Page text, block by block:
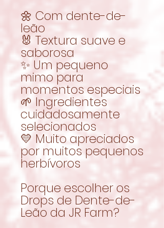
🌼 Com dente-de-
leão
🐰 Textura suave e
saborosa
✨ Um pequeno
mimo para
momentos especiais
🌱 Ingredientes
cuidadosamente
selecionados
💛 Muito apreciados
por muitos pequenos
herbívoros
Porque escolher os
Drops de Dente-de-
Leão da JR Farm?